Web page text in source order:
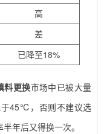
高
差
已降至18%
料更换市场中已被大量
于45℃，否则不建议选
半年后又得换一次。